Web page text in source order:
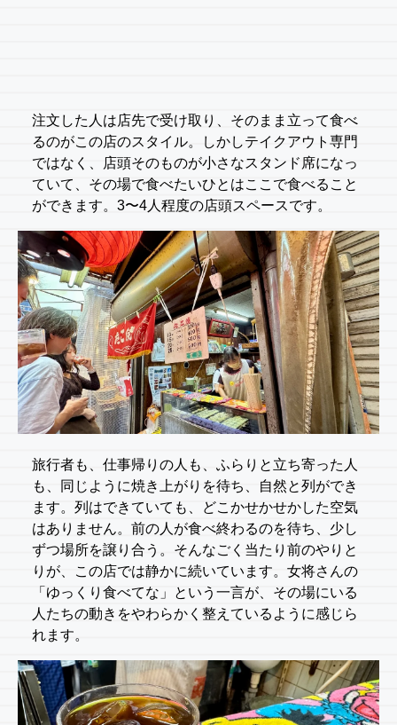
注文した人は店先で受け取り、そのまま立って食べ
るのがこの店のスタイル。しかしテイクアウト専門
ではなく、店頭そのものが小さなスタンド席になっ
ていて、その場で食べたいひとはここで食べること
ができます。3〜4人程度の店頭スペースです。
旅行者も、仕事帰りの人も、ふらりと立ち寄った人
も、同じように焼き上がりを待ち、自然と列ができ
ます。列はできていても、どこかせかせかした空気
はありません。前の人が食べ終わるのを待ち、少し
ずつ場所を譲り合う。そんなごく当たり前のやりと
りが、この店では静かに続いています。女将さんの
「ゆっくり食べてな」という一言が、その場にいる
人たちの動きをやわらかく整えているように感じら
れます。